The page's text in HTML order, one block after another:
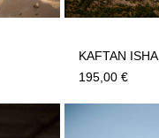
KAFTAN ISHA
195,00€